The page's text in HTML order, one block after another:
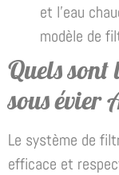
et l’eau
modèle de
Quels
sous évier
Le système de
efficace et